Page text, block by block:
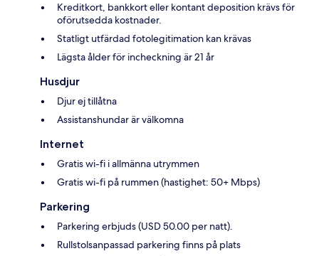
Kreditkort, bankkort eller kontant deposition krävs för
oförutsedda kostnader.
Statligt utfärdad fotolegitimation kan krävas
Lägsta ålder för incheckning är 21 år
Husdjur
Djur ej tillåtna
Assistanshundar är välkomna
Internet
Gratis wi-fi i allmänna utrymmen
Gratis wi-fi på rummen (hastighet: 50+ Mbps)
Parkering
Parkering erbjuds (USD 50.00 per natt).
Rullstolsanpassad parkering finns på plats